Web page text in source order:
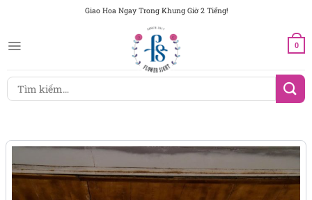
dung
Giao Hoa Ngay Trong Khung Giờ 2 Tiếng!
0
Tìm
kiếm: